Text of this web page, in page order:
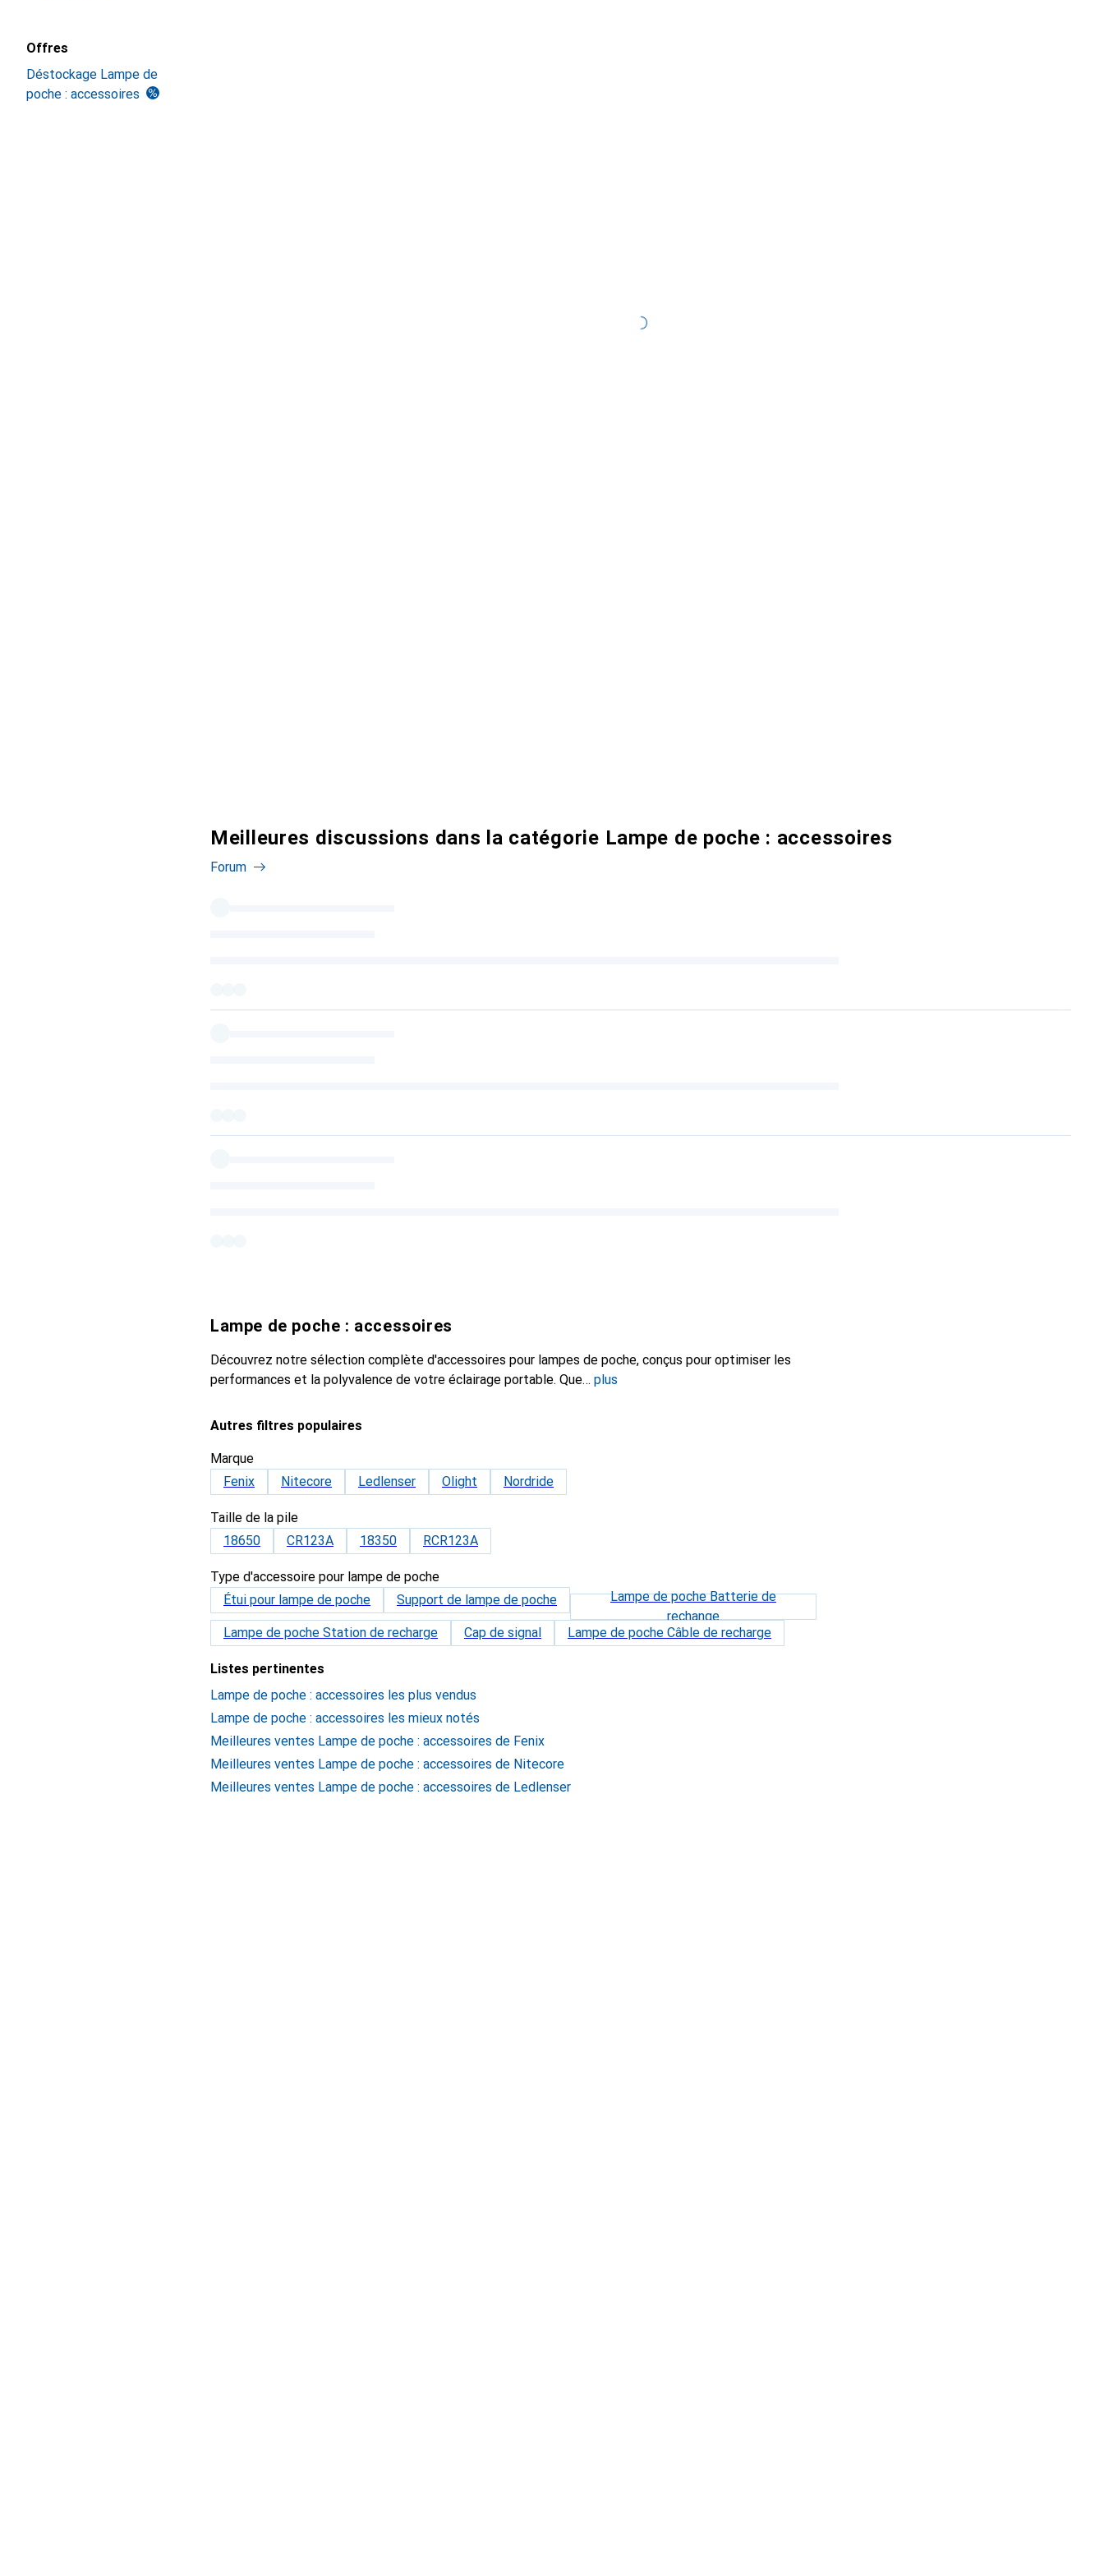
Offres
Déstockage Lampe de
poche : accessoires
Meilleures discussions dans la catégorie Lampe de poche : accessoires
Forum
Lampe de poche : accessoires
Découvrez notre sélection complète d'accessoires pour lampes de poche, conçus pour optimiser les
performances et la polyvalence de votre éclairage portable. Que
plus
Autres filtres populaires
Marque
Fenix
Nitecore Ledlenser Olight Nordride
Taille de la pile
18650
CR123A 18350 RCR123A
Type d'accessoire pour lampe de poche
Étui pour lampe de poche
Support de lampe de poche
Lampe de poche Batterie de
rechange
Lampe de poche Station de recharge
Cap de signal Lampe de poche Câble de recharge
Listes pertinentes
Lampe de poche : accessoires les plus vendus
Lampe de poche : accessoires les mieux notés
Meilleures ventes Lampe de poche : accessoires de Fenix
Meilleures ventes Lampe de poche : accessoires de Nitecore
Meilleures ventes Lampe de poche : accessoires de Ledlenser